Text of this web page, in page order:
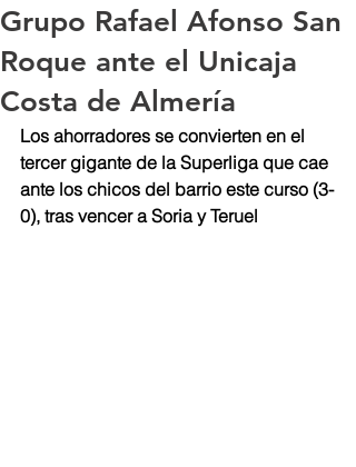
Grupo Rafael Afonso San
Roque ante el Unicaja
Costa de Almería
Los ahorradores se convierten en el
tercer gigante de la Superliga que cae
ante los chicos del barrio este curso (3-
0), tras vencer a Soria y Teruel